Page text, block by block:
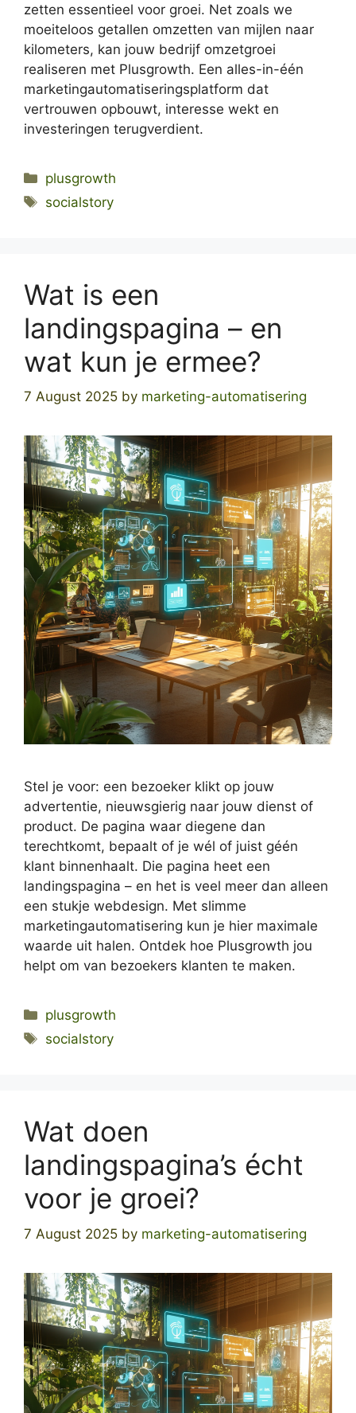
zetten essentieel voor groei. Net zoals we
moeiteloos getallen omzetten van mijlen naar
kilometers, kan jouw bedrijf omzetgroei
realiseren met Plusgrowth. Een alles-in-één
marketingautomatiseringsplatform dat
vertrouwen opbouwt, interesse wekt en
investeringen terugverdient.
Categories
plusgrowth
Tags
socialstory
Wat is een
landingspagina – en
wat kun je ermee?
7 August 2025 by marketing-automatisering
Stel je voor: een bezoeker klikt op jouw
advertentie, nieuwsgierig naar jouw dienst of
product. De pagina waar diegene dan
terechtkomt, bepaalt of je wél of juist géén
klant binnenhaalt. Die pagina heet een
landingspagina – en het is veel meer dan alleen
een stukje webdesign. Met slimme
marketingautomatisering kun je hier maximale
waarde uit halen. Ontdek hoe Plusgrowth jou
helpt om van bezoekers klanten te maken.
Categories
plusgrowth
Tags
socialstory
Wat doen
landingspagina’s écht
voor je groei?
7 August 2025 by marketing-automatisering